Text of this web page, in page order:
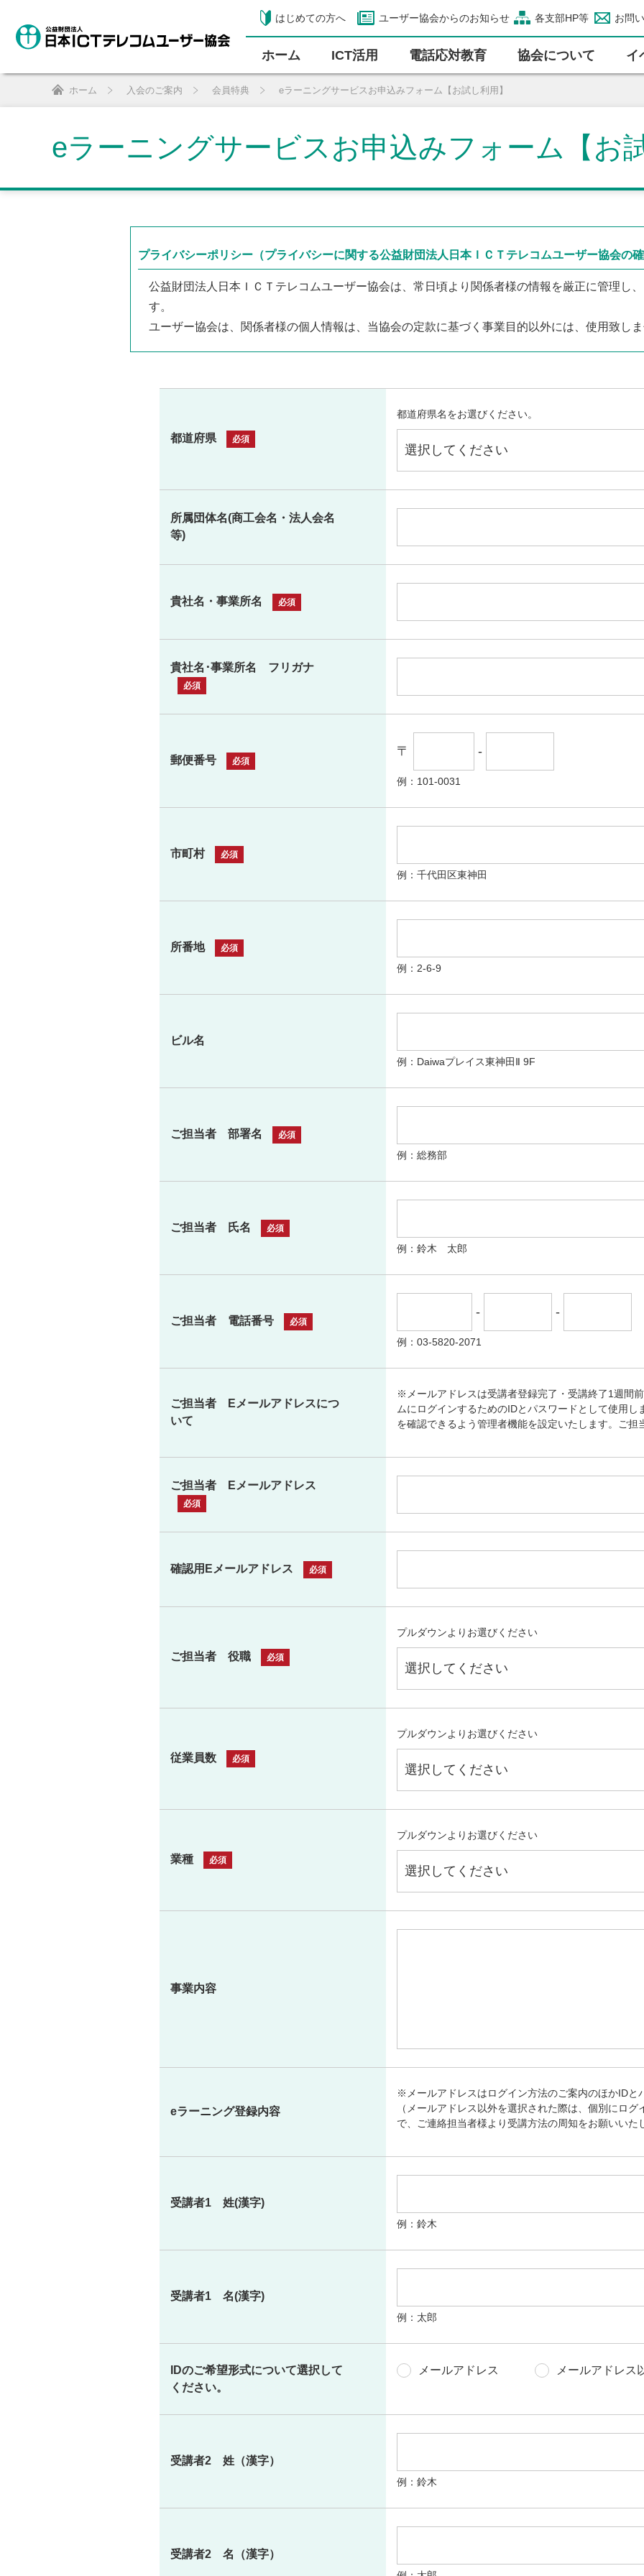
はじめての方へ ユーザー協会からのお知らせ 各支部HP等 お問
ホーム ICT活⽤ 電話応対教育 協会について イ
ホーム 入会のご案内 会員特典 eラーニングサービスお申込みフォーム【お試し利用】
eラーニングサービスお申込みフォーム【お
プライバシーポリシー（プライバシーに関する公益財団法人日本ＩＣＴテレコムユーザー協会の
公益財団法人日本ＩＣＴテレコムユーザー協会は、常日頃より関係者様の情報を厳正に管理し
す。
ユーザー協会は、関係者様の個人情報は、当協会の定款に基づく事業目的以外には、使用致し
都道府県
都道府県名をお選びください。
所属団体名(商工会名・法人会名
等)
貴社名・事業所名
貴社名･事業所名 フリガナ
郵便番号
〒 -
例：101-0031
市町村
例：千代田区東神田
所番地
例：2-6-9
ビル名
例：Daiwaプレイス東神田Ⅱ 9F
ご担当者 部署名
例：総務部
ご担当者 氏名
例：鈴木 太郎
ご担当者 電話番号
- -
例：03-5820-2071
ご担当者 Eメールアドレスにつ
いて
※メールアドレスは受講者登録完了・受講終了1週間
ムにログインするためのIDとパスワードとして使用
を確認できるよう管理者機能を設定いたします。ご担
ご担当者 Eメールアドレス
確認用Eメールアドレス
ご担当者 役職
プルダウンよりお選びください
従業員数
プルダウンよりお選びください
業種
プルダウンよりお選びください
事業内容
eラーニング登録内容
※メールアドレスはログイン方法のご案内のほかIDと
（メールアドレス以外を選択された際は、個別にロ
で、ご連絡担当者様より受講方法の周知をお願いいた
受講者1 姓(漢字)
例：鈴木
受講者1 名(漢字)
例：太郎
IDのご希望形式について選択して
ください。
メールアドレス メールアドレス
受講者2 姓（漢字）
例：鈴木
受講者2 名（漢字）